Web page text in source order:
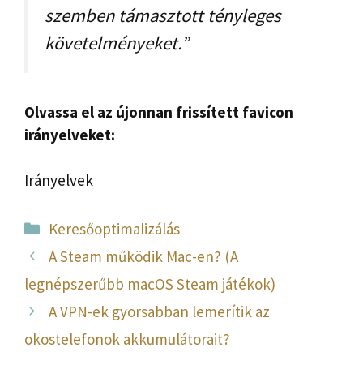
szemben támasztott tényleges
követelményeket.”
Olvassa el az újonnan frissített favicon
irányelveket:
Irányelvek
Kategória
Keresőoptimalizálás
A Steam működik Mac-en? (A
legnépszerűbb macOS Steam játékok)
A VPN-ek gyorsabban lemerítik az
okostelefonok akkumulátorait?